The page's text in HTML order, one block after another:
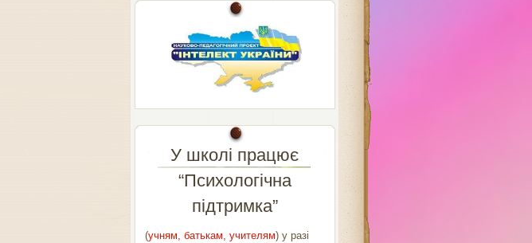
У школі працює
“Психологічна
підтримка”
(учням, батькам, учителям) у разі